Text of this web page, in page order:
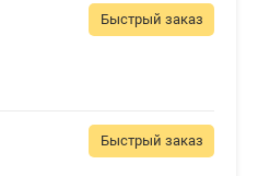
Быстрый заказ
Быстрый заказ